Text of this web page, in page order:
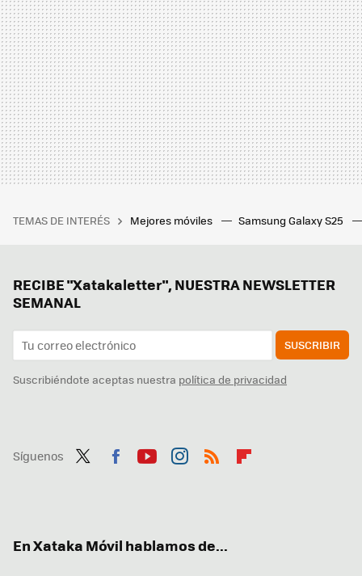
TEMAS DE INTERÉS Mejores móviles Samsung Galaxy S25
RECIBE "Xatakaletter", NUESTRA NEWSLETTER
SEMANAL
SUSCRIBIR
Suscribiéndote aceptas nuestra política de privacidad
Síguenos
En Xataka Móvil hablamos de...